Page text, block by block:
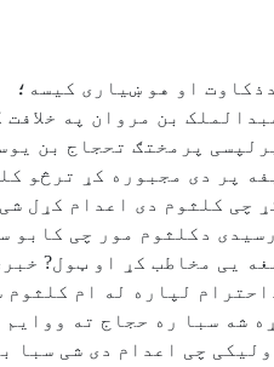
او هو ښیاری کیسه؛
بن مروان په
پرمختګ تحجاج بن
پر دی مجبوره کړ ترڅو
چی کلثوم دی اعدام کړل شی
دکلثوم مور چی کابو
یی مخاطب کړ او ټول?
لپاره له ام کلثوم
شه سبا ره حجاج ته
چی اعدام دی شی سبا